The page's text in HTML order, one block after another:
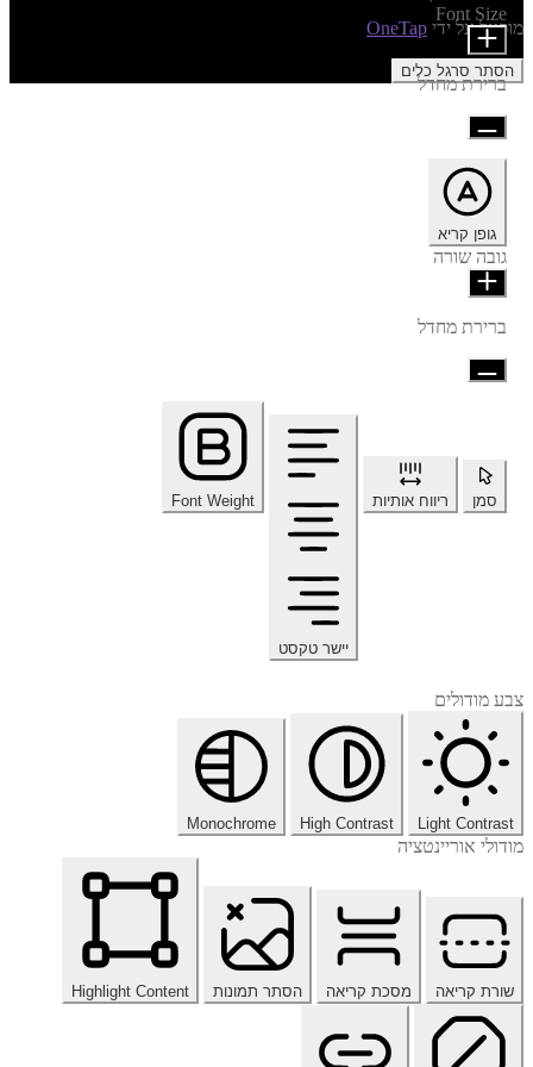
מופעל על ידי OneTap
הסתר סרגל כלים
Font Size
ברירת מחדל
גופן קריא
גובה שורה
ברירת מחדל
סמן ריווח אותיות
יישר טקסט
Font Weight
צבע מודולים
Light Contrast
High Contrast
Monochrome
מודולי אוריינטציה
שורת קריאה מסכת קריאה הסתר תמונות Highlight Content